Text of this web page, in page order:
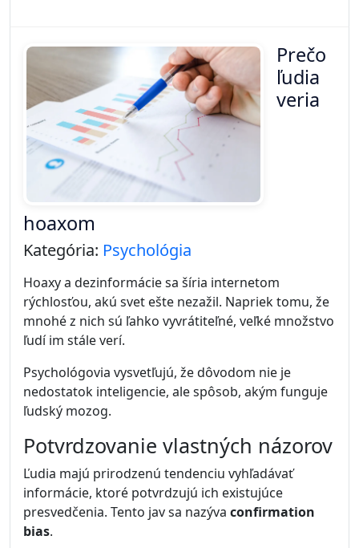
Prečo
ľudia
veria
hoaxom
Kategória: Psychológia
Hoaxy a dezinformácie sa šíria internetom
rýchlosťou, akú svet ešte nezažil. Napriek tomu, že
mnohé z nich sú ľahko vyvrátiteľné, veľké množstvo
ľudí im stále verí.
Psychológovia vysvetľujú, že dôvodom nie je
nedostatok inteligencie, ale spôsob, akým funguje
ľudský mozog.
Potvrdzovanie vlastných názorov
Ľudia majú prirodzenú tendenciu vyhľadávať
informácie, ktoré potvrdzujú ich existujúce
presvedčenia. Tento jav sa nazýva confirmation
bias.